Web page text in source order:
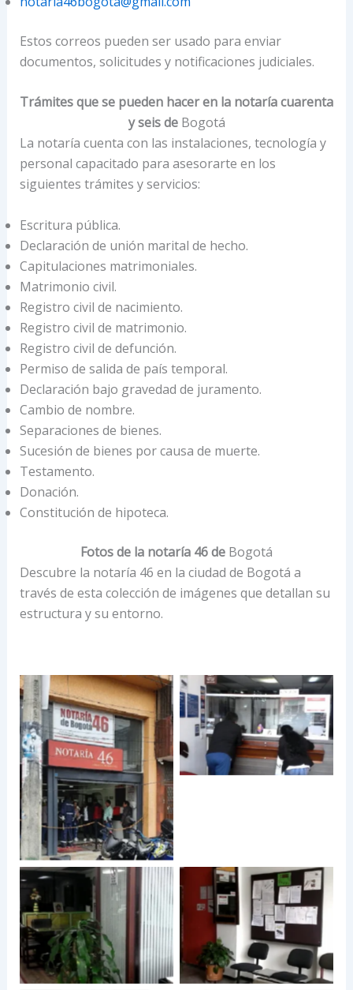
Estos correos pueden ser usado para enviar
documentos, solicitudes y notificaciones judiciales.
Trámites que se pueden hacer en la notaría cuarenta
y seis de Bogotá
La notaría cuenta con las instalaciones, tecnología y
personal capacitado para asesorarte en los
siguientes trámites y servicios:
Escritura pública.
Declaración de unión marital de hecho.
Capitulaciones matrimoniales.
Matrimonio civil.
Registro civil de nacimiento.
Registro civil de matrimonio.
Registro civil de defunción.
Permiso de salida de país temporal.
Declaración bajo gravedad de juramento.
Cambio de nombre.
Separaciones de bienes.
Sucesión de bienes por causa de muerte.
Testamento.
Donación.
Constitución de hipoteca.
Fotos de la notaría 46 de Bogotá
Descubre la notaría 46 en la ciudad de Bogotá a
través de esta colección de imágenes que detallan su
estructura y su entorno.